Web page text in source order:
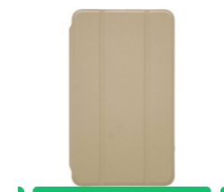
Χαρακτηριστικά:
Χρόνος Χρήσης